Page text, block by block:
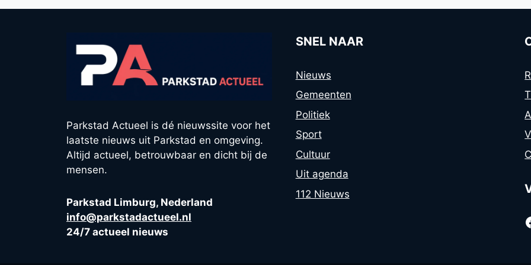
Parkstad Actueel is dé nieuwssite voor het
laatste nieuws uit Parkstad en omgeving.
Altijd actueel, betrouwbaar en dicht bij de
mensen.
Parkstad Limburg, Nederland
info@parkstadactueel.nl
24/7 actueel nieuws
SNEL NAAR
Nieuws
Gemeenten
Politiek
Sport
Cultuur
Uit agenda
112 Nieuws